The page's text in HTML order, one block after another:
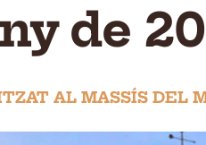
de
AL MASSÍS DEL